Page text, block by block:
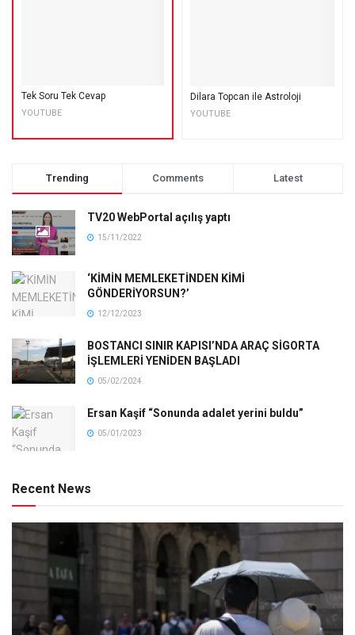
Tek Soru Tek Cevap
YOUTUBE
Dilara Topcan ile Astroloji
YOUTUBE
Trending Comments Latest
TV20 WebPortal açılış yaptı
15/11/2022
‘KİMİN MEMLEKETİNDEN KİMİ
GÖNDERİYORSUN?’
12/12/2023
BOSTANCI SINIR KAPISI’NDA ARAÇ SİGORTA
İŞLEMLERİ YENİDEN BAŞLADI
05/02/2024
Ersan Kaşif “Sonunda adalet yerini buldu”
05/01/2023
Recent News